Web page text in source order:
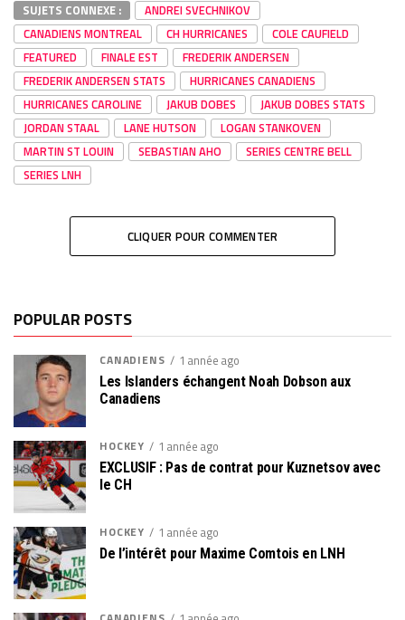
SUJETS CONNEXE :
ANDREI SVECHNIKOV
CANADIENS MONTREAL
CH HURRICANES
COLE CAUFIELD
FEATURED
FINALE EST
FREDERIK ANDERSEN
FREDERIK ANDERSEN STATS
HURRICANES CANADIENS
HURRICANES CAROLINE
JAKUB DOBES
JAKUB DOBES STATS
JORDAN STAAL
LANE HUTSON
LOGAN STANKOVEN
MARTIN ST LOUIN
SEBASTIAN AHO
SERIES CENTRE BELL
SERIES LNH
CLIQUER POUR COMMENTER
POPULAR POSTS
CANADIENS 1 année ago
Les Islanders échangent Noah Dobson aux
Canadiens
HOCKEY 1 année ago
EXCLUSIF : Pas de contrat pour Kuznetsov avec
le CH
HOCKEY 1 année ago
De l’intérêt pour Maxime Comtois en LNH